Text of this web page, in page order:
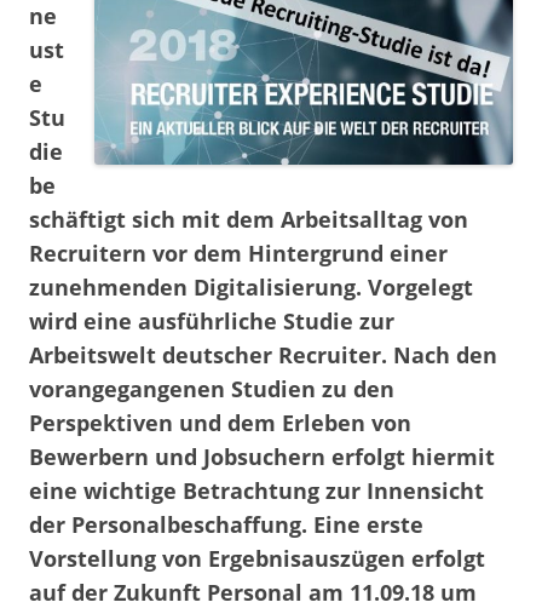
ne
ust
e
Stu
die
be
schäftigt sich mit dem Arbeitsalltag von
Recruitern vor dem Hintergrund einer
zunehmenden Digitalisierung. Vorgelegt
wird eine ausführliche Studie zur
Arbeitswelt deutscher Recruiter. Nach den
vorangegangenen Studien zu den
Perspektiven und dem Erleben von
Bewerbern und Jobsuchern erfolgt hiermit
eine wichtige Betrachtung zur Innensicht
der Personalbeschaffung. Eine erste
Vorstellung von Ergebnisauszügen erfolgt
auf der Zukunft Personal am 11.09.18 um